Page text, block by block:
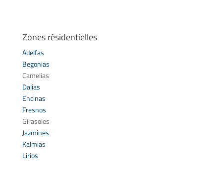
Zones résidentielles
Adelfas
Begonias
Camelias
Dalias
Encinas
Fresnos
Girasoles
Jazmines
Kalmias
Lirios